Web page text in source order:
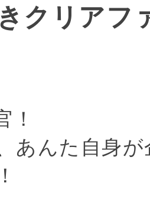
クリアフ
！
あんた自身